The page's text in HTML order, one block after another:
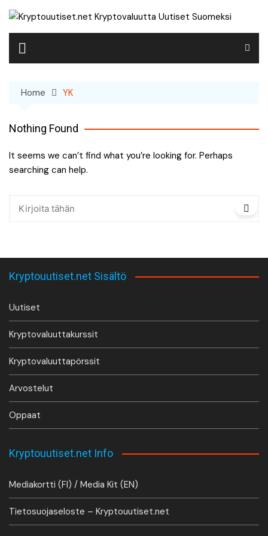
Skip
content
Home YK
Nothing Found
It seems we can’t find what you’re looking for. Perhaps
searching can help.
Kryptouutiset.net Sisältö
Uutiset
Kryptovaluuttakurssit
Kryptovaluuttapörssit
Arvostelut
Oppaat
Kryptouutiset.net Info
Mediakortti (FI) / Media Kit (EN)
Tietosuojaseloste – Kryptouutiset.net